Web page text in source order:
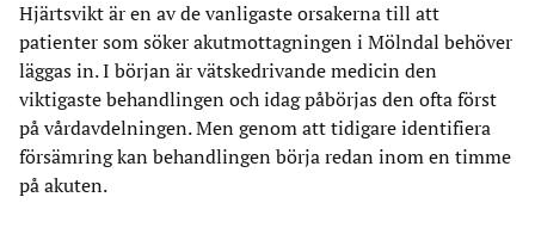
Hjärtsvikt är en av de vanligaste orsakerna till att
patienter som söker akutmottagningen i Mölndal behöver
läggas in. I början är vätskedrivande medicin den
viktigaste behandlingen och idag påbörjas den ofta först
på vårdavdelningen. Men genom att tidigare identifiera
försämring kan behandlingen börja redan inom en timme
på akuten.